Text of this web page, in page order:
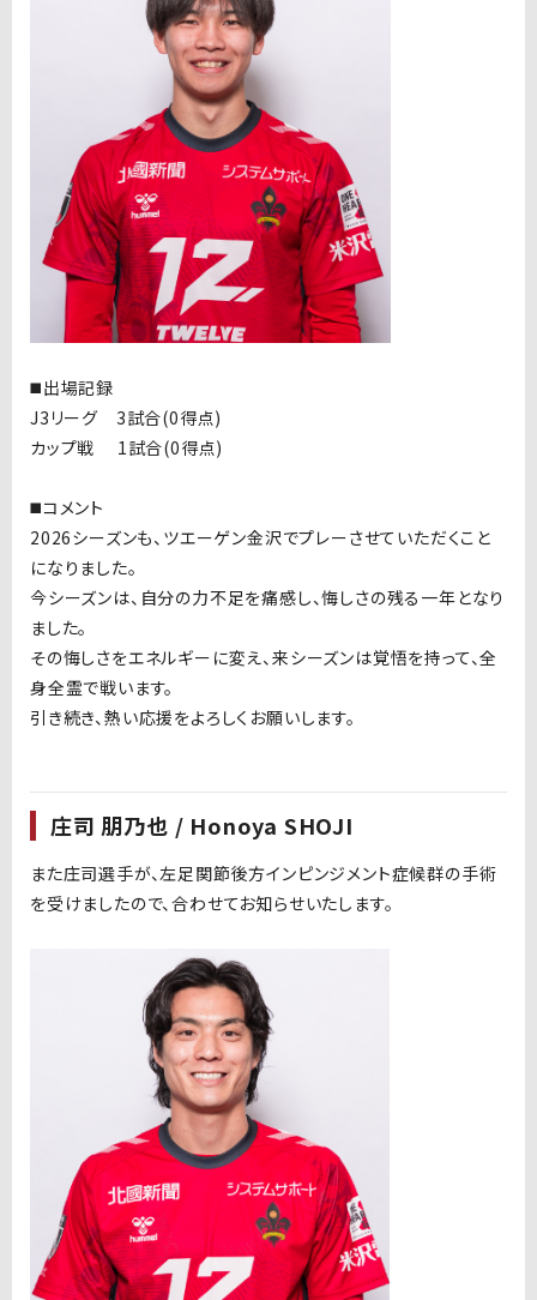
◼️出場記録
J3リーグ 3試合(0得点)
カップ戦 1試合(0得点)
◼️コメント
2026シーズンも、ツエーゲン金沢でプレーさせていただくこと
になりました。
今シーズンは、自分の力不足を痛感し、悔しさの残る一年となり
ました。
その悔しさをエネルギーに変え、来シーズンは覚悟を持って、全
身全霊で戦います。
引き続き、熱い応援をよろしくお願いします。
庄司 朋乃也 / Honoya SHOJI
また庄司選手が、左足関節後方インピンジメント症候群の手術
を受けましたので、合わせてお知らせいたします。